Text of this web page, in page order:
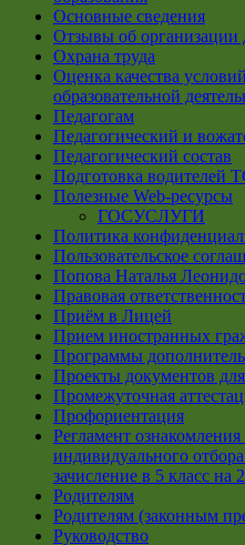
Основные сведения
Отзывы об организации
Охрана труда
Оценка качества
образовательной
Педагогам
Педагогический и
Педагогический состав
Подготовка водителей
Полезные Web-ресурсы
ГОСУСЛУГИ
Политика
Пользовательское
Попова Наталья
Правовая
Приём в Лицей
Прием иностранных
Программы
Проекты документов
Промежуточная
Профориентация
Регламент ознакомления
индивидуального
зачисление в 5 класс на
Родителям
Родителям (законным
Руководство